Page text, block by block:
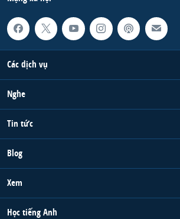
Các dịch vụ
Nghe
Tin tức
Blog
Xem
Học tiếng Anh